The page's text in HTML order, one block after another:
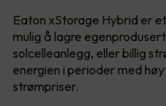
Eaton xStorage Hybrid er
mulig å lagre
solcelleanlegg, eller billig
energien i perioder med
strømpriser.